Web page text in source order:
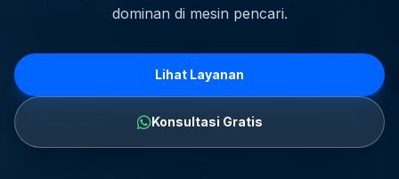
dominan di mesin pencari.
Lihat Layanan
Konsultasi Gratis